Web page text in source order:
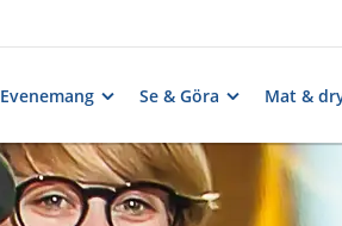
Evenemang Se & Göra Mat &